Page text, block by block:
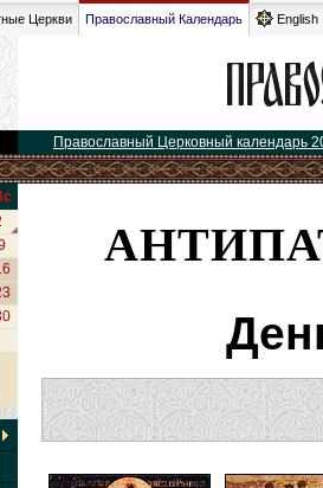
Церкви Православный Календарь English
Православный Церковный календарь